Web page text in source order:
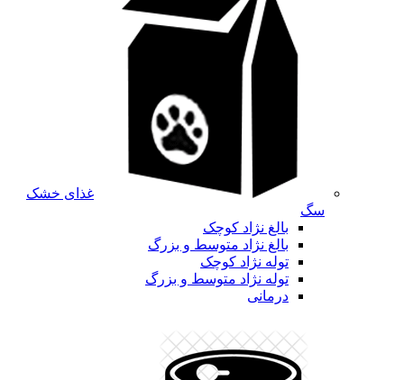
غذای خشک
سگ
بالغ نژاد کوچک
بالغ نژاد متوسط و بزرگ
توله نژاد کوچک
توله نژاد متوسط و بزرگ
درمانی